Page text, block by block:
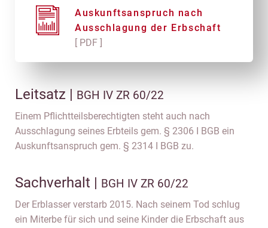
Auskunftsanspruch nach
Ausschlagung der Erbschaft
[ PDF ]
Leitsatz | BGH IV ZR 60/22
Einem Pflichtteilsberechtigten steht auch nach
Ausschlagung seines Erbteils gem. § 2306 I BGB ein
Auskunftsanspruch gem. § 2314 I BGB zu.
Sachverhalt | BGH IV ZR 60/22
Der Erblasser verstarb 2015. Nach seinem Tod schlug
ein Miterbe für sich und seine Kinder die Erbschaft aus